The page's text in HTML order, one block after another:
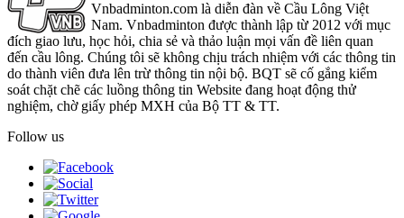
Vnbadminton.com là diễn đàn về Cầu Lông Việt
Nam. Vnbadminton được thành lập từ 2012 với mục
đích giao lưu, học hỏi, chia sẻ và thảo luận mọi vấn đề liên quan
đến cầu lông. Chúng tôi sẽ không chịu trách nhiệm với các thông tin
do thành viên đưa lên trừ thông tin nội bộ. BQT sẽ cố gắng kiểm
soát chặt chẽ các luồng thông tin Website đang hoạt động thử
nghiệm, chờ giấy phép MXH của Bộ TT & TT.
Follow us